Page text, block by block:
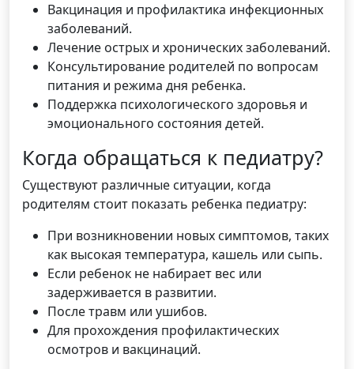
Вакцинация и профилактика инфекционных
заболеваний.
Лечение острых и хронических заболеваний.
Консультирование родителей по вопросам
питания и режима дня ребенка.
Поддержка психологического здоровья и
эмоционального состояния детей.
Когда обращаться к педиатру?
Существуют различные ситуации, когда
родителям стоит показать ребенка педиатру:
При возникновении новых симптомов, таких
как высокая температура, кашель или сыпь.
Если ребенок не набирает вес или
задерживается в развитии.
После травм или ушибов.
Для прохождения профилактических
осмотров и вакцинаций.